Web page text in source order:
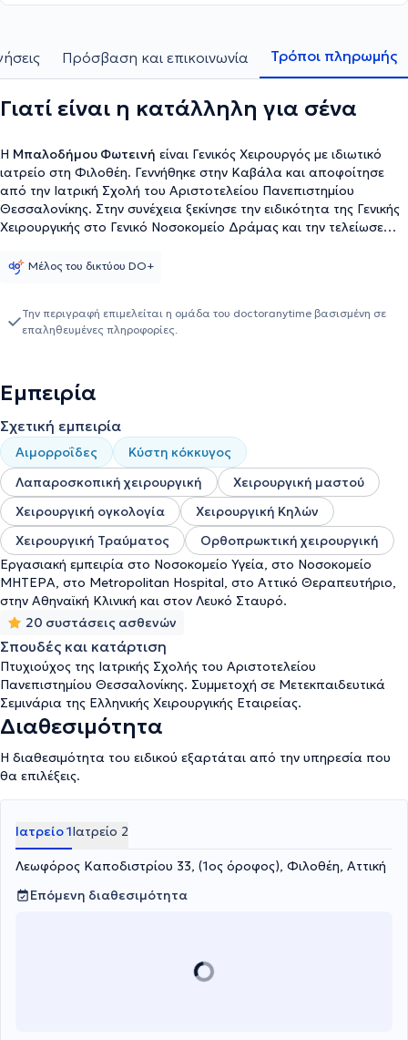
Πρόσβαση και επικοινωνία Τρόποι πληρωμής
Γιατί είναι η κατάλληλη για σένα
Η Μπαλοδήμου Φωτεινή είναι Γενικός Χειρουργός με ιδιωτικό
ιατρείο στη Φιλοθέη. Γεννήθηκε στην Καβάλα και αποφοίτησε
από την Ιατρική Σχολή του Αριστοτελείου Πανεπιστημίου
Θεσσαλονίκης. Στην συνέχεια ξεκίνησε την ειδικότητα της Γενικής
Χειρουργικής στο Γενικό Νοσοκομείο Δράμας και την τελείωσε
Σάββας". Κατά την διάρκεια της ειδικότητας και μετά, κατόπιν
1997, 1999 και 2000. Στην συνέχεια και για χρονικό διάστημα 6
μηνών εξειδικεύτηκε στην Εντατικολογία στο Γενικό Νοσοκομείο
Gustave Roussy στο Παρίσι στην Χειρουργική Ογκολογία και
Χειρουργική Μαστού. Είναι τακτικό μέλος της Ελληνικής
Αντικαρκινικής Εταιρείας και της Ελληνικής Χειρουργικής
Εταιρείας. Η Χειρουργός είναι ιδιώτης γιατρός στο χώρο της
Υγείας και ασχολείται με τους παρακάτω τομείς της Γενικής
Χειρουργικής: Χειρουργική Μαστού, Λαπαροσκοπική Χειρουργική
(όπου παρακολούθησε πλήθος σεμιναρίων στην Ελλάδα και το
εξωτερικό), Χειρουργική Ογκολογία. Στον τομέα της Χειρουργικής
Ογκολογίας μετά την εξειδίκευσή της στο Αντικαρκινικό Κέντρο
του Παρισιού εφαρμόζει την Τεχνική της Ενδοπεριτοναικής
Υπερθερμικής Χημειοθεραπείας. Είναι επιστημονική συνεργάτης
των Νοσοκομείων Υγεία και Μητέρα και επίσης συνεργάζεται με
κλινικές όπως το Metropolitan, ο Λευκός Σταυρός και η Αθηναϊκή
Kλινική.
Μέλος του δικτύου DO+
Την περιγραφή επιμελείται η ομάδα του doctoranytime βασισμένη σε
επαληθευμένες πληροφορίες.
Εμπειρία
Σχετική εμπειρία
Αιμορροΐδες
Κύστη κόκκυγος
Λαπαροσκοπική χειρουργική
Χειρουργική μαστού
Χειρουργική ογκολογία
Χειρουργική Κηλών
Χειρουργική Τραύματος
Ορθοπρωκτική χειρουργική
Εργασιακή εμπειρία στο Νοσοκομείο Υγεία, στο Νοσοκομείο
ΜΗΤΕΡΑ, στο Metropolitan Hospital, στο Αττικό Θεραπευτήριο,
στην Αθηναϊκή Κλινική και στον Λευκό Σταυρό.
20 συστάσεις ασθενών
Σπουδές και κατάρτιση
Πτυχιούχος της Ιατρικής Σχολής του Αριστοτελείου
Πανεπιστημίου Θεσσαλονίκης. Συμμετοχή σε Μετεκπαιδευτικά
Σεμινάρια της Ελληνικής Χειρουργικής Εταιρείας.
Διαθεσιμότητα
Η διαθεσιμότητα του ειδικού εξαρτάται από την υπηρεσία που
θα επιλέξεις.
Ιατρείο 1Ιατρείο 2
Λεωφόρος Καποδιστρίου 33, (1ος όροφος), Φιλοθέη, Αττική
Επόμενη διαθεσιμότητα